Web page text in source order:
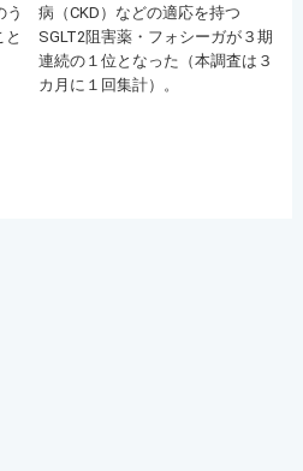
う
病（CKD）などの適応を持つ
SGLT2阻害薬・フォシーガが３期
連続の１位となった（本調査は３
カ月に１回集計）。